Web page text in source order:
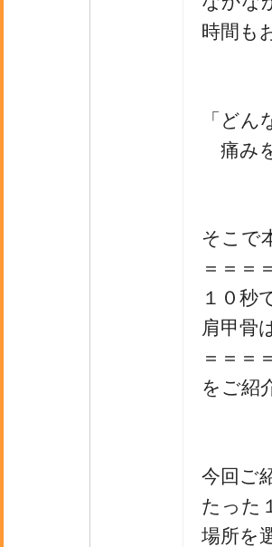
時間も
「ど
痛み
そこで
＝＝＝
１０秒
肩甲骨
＝＝＝
をご紹
今回ご
たった
場所を